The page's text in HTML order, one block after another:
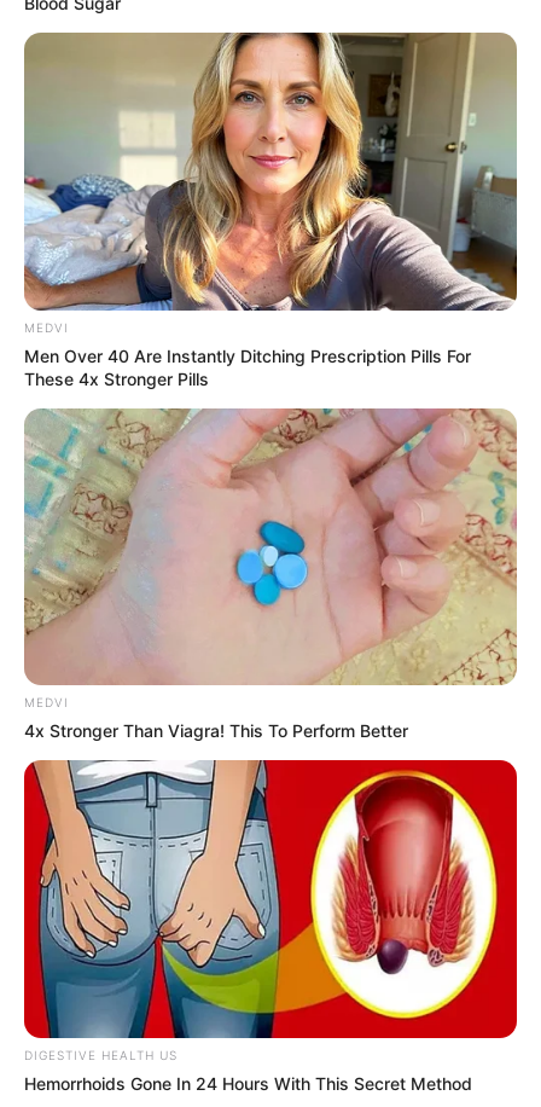
MEDVI
Men Over 40 Are Instantly Ditching Prescription Pills For
These 4x Stronger Pills
MEDVI
4x Stronger Than Viagra! This To Perform Better
DIGESTIVE HEALTH US
Hemorrhoids Gone In 24 Hours With This Secret Method